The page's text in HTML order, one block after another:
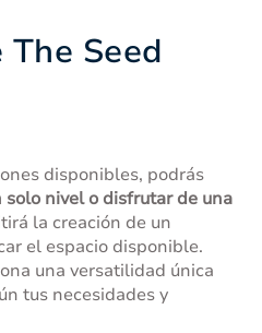
Seed
disponibles, podrás
solo nivel o disfrutar de una
la creación de un
el espacio disponible.
una versatilidad única
tus necesidades y